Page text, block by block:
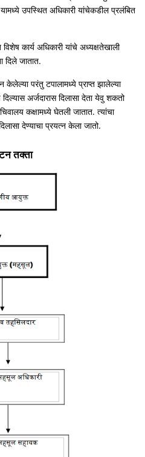
उपस्थित अधिकारी यांचेकडील प्रलंबित
कार्य अधिकारी यांचे अध्यक्षतेखाली
दिले जातात.
परंतु टपालामध्ये प्राप्त झालेल्या
अर्जदारास दिलासा देता येवु शकतो
कक्षामध्ये घेतली जातात. त्यांचा
देण्याचा प्रयत्न केला जातो.
तक्ता